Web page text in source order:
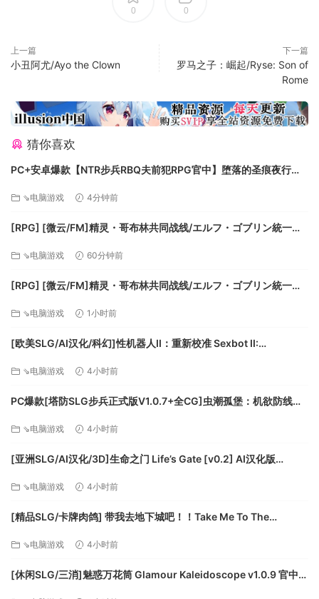
可提打印的‘赞助人’和Overseer Games工作室的徽标（.eps 和
.ai 格式）
赞助者的游戏根基承袭了生存类城市建设游戏的特色，并通过
庞大的的科技树以及将复杂的社会动态系统引入游戏中来增强
者而言，这项功能本身就是一个完整的游戏系统。
会错综复杂的事物以及真正的经营一个社会意味着什么的探
城镇中的每个公民都有他自己的需求，欲望和问题，这些事牵
动着他们的喜怒哀乐。 一些公民会更加关注移民问题，而另一
法与城镇政府（您，玩家）的政策所为相一致，他便会高兴。
反之亦然。
为了充分利用这块新土地上的机会，您将需要建造住宅，农
上的财富所需的建筑物。
平衡敏感的社会问题
同反应。 您将会需要真正的政治才能来平衡敏感的社会问题，
例如宗教，移民，忠诚度，贫困……无论您做什么，都可能会导
致无法预料的后果并在数年之后显现。
适应天气和季节
0 0
上一篇
小丑阿尤/Ayo the Clown
下一篇
罗马之子：崛起/Ryse: Son of
Rome
猜你喜欢
PC+安卓爆款【NTR步兵RBQ夫前犯RPG官中】堕落的圣痕夜行传
【6.5G】百度/迅雷/UC/夸克
⇘电脑游戏 4分钟前
[RPG] [微云/FM]精灵・哥布林共同战线/エルフ・ゴブリン統一戦
⇘电脑游戏 60分钟前
[RPG] [微云/FM]精灵・哥布林共同战线/エルフ・ゴブリン統一戦
⇘电脑游戏 1小时前
[欧美SLG/AI汉化/科幻]性机器人II：重新校准 Sexbot II:
⇘电脑游戏 4小时前
PC爆款[塔防SLG步兵正式版V1.0.7+全CG]虫潮孤堡：机欲防线
迅雷/UC/夸克
⇘电脑游戏 4小时前
[亚洲SLG/AI汉化/3D]生命之门 Life’s Gate [v0.2] AI汉化版
⇘电脑游戏 4小时前
[精品SLG/卡牌肉鸽] 带我去地下城吧！！Take Me To The
⇘电脑游戏 4小时前
[休闲SLG/三消]魅惑万花筒 Glamour Kaleidoscope v1.0.9 官中